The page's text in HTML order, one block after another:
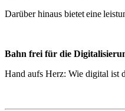
Darüber hinaus bietet eine
Bahn frei für die
Hand aufs Herz: Wie digital ist